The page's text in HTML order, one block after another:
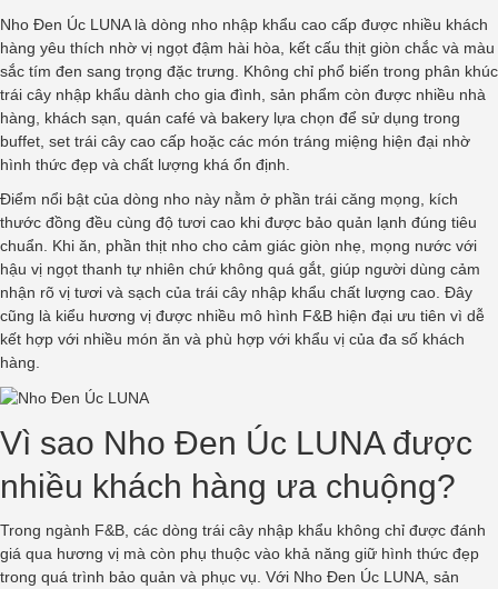
Nho Đen Úc LUNA là dòng nho nhập khẩu cao cấp được nhiều khách
hàng yêu thích nhờ vị ngọt đậm hài hòa, kết cấu thịt giòn chắc và màu
sắc tím đen sang trọng đặc trưng. Không chỉ phổ biến trong phân khúc
trái cây nhập khẩu dành cho gia đình, sản phẩm còn được nhiều nhà
hàng, khách sạn, quán café và bakery lựa chọn để sử dụng trong
buffet, set trái cây cao cấp hoặc các món tráng miệng hiện đại nhờ
hình thức đẹp và chất lượng khá ổn định.
Điểm nổi bật của dòng nho này nằm ở phần trái căng mọng, kích
thước đồng đều cùng độ tươi cao khi được bảo quản lạnh đúng tiêu
chuẩn. Khi ăn, phần thịt nho cho cảm giác giòn nhẹ, mọng nước với
hậu vị ngọt thanh tự nhiên chứ không quá gắt, giúp người dùng cảm
nhận rõ vị tươi và sạch của trái cây nhập khẩu chất lượng cao. Đây
cũng là kiểu hương vị được nhiều mô hình F&B hiện đại ưu tiên vì dễ
kết hợp với nhiều món ăn và phù hợp với khẩu vị của đa số khách
hàng.
Vì sao Nho Đen Úc LUNA được
nhiều khách hàng ưa chuộng?
Trong ngành F&B, các dòng trái cây nhập khẩu không chỉ được đánh
giá qua hương vị mà còn phụ thuộc vào khả năng giữ hình thức đẹp
trong quá trình bảo quản và phục vụ. Với Nho Đen Úc LUNA, sản